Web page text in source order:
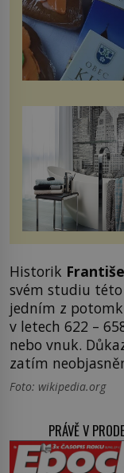
Historik
svém studiu
jedním z
v letech 622 –
nebo vnuk.
zatím
Foto: wikipedia.org
PRÁVĚ V